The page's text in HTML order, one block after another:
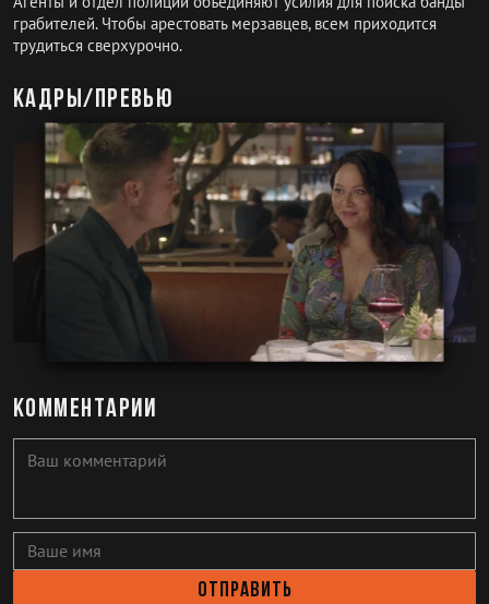
грабителей. Чтобы арестовать мерзавцев, всем приходится
трудиться сверхурочно.
Кадры/превью
Комментарии
Отправить